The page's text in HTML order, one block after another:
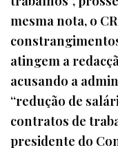
mesma nota, o
atingem a
acusando a
“redução de
contratos de
presidente do